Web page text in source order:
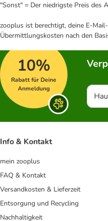
"Sonst" = Der niedrigste Preis des
zooplus ist berechtigt, deine E-
Übermittlungskosten nach den
10%
Rabatt für Deine
Anmeldung
Info & Kontakt
mein zooplus
FAQ & Kontakt
Versandkosten & Lieferzeit
Entsorgung und Recycling
Nachhaltigkeit